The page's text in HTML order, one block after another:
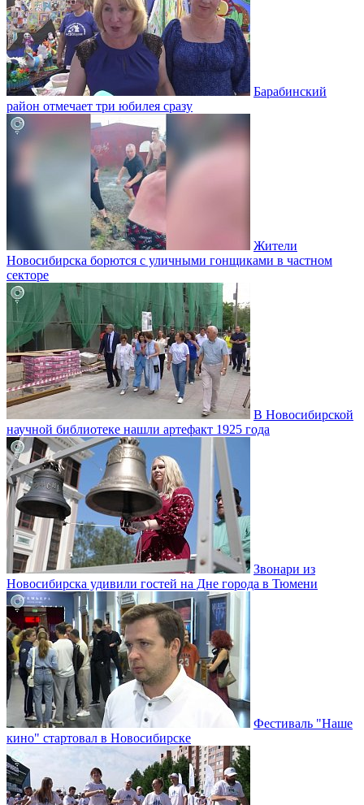
Барабинский
район отмечает три юбилея сразу
Жители
Новосибирска борются с уличными гонщиками в частном
секторе
В Новосибирской
научной библиотеке нашли артефакт 1925 года
Звонари из
Новосибирска удивили гостей на Дне города в Тюмени
Фестиваль "Наше
кино" стартовал в Новосибирске